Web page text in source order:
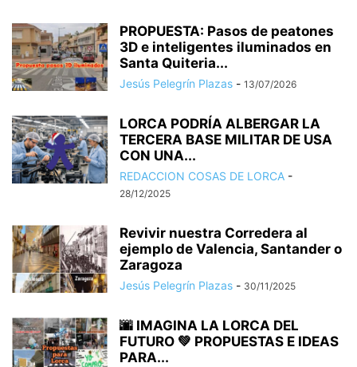
PROPUESTA: Pasos de peatones
3D e inteligentes iluminados en
Santa Quiteria...
Jesús Pelegrín Plazas - 13/07/2026
LORCA PODRÍA ALBERGAR LA
TERCERA BASE MILITAR DE USA
CON UNA...
REDACCION COSAS DE LORCA -
28/12/2025
Revivir nuestra Corredera al
ejemplo de Valencia, Santander o
Zaragoza
Jesús Pelegrín Plazas - 30/11/2025
🌆 IMAGINA LA LORCA DEL
FUTURO 💚 PROPUESTAS E IDEAS
PARA...